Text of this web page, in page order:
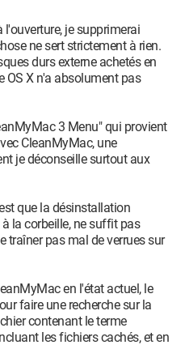
je supprimerai
ne sert strictement à rien.
durs externe achetés en
OS X n'a absolument pas
3 Menu" qui provient
CleanMyMac, une
je déconseille surtout aux
que la désinstallation
la corbeille, ne suffit pas
traîner pas mal de verrues sur
en l'état actuel, le
faire une recherche sur la
contenant le terme
les fichiers cachés, et en